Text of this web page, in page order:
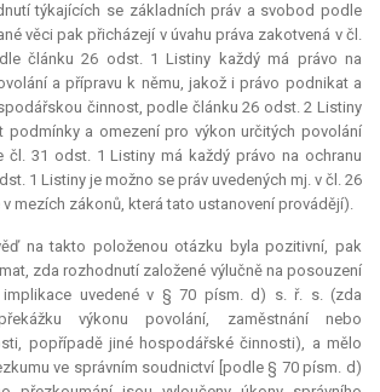
týkajících se základních práv a svobod podle
věci pak přicházejí v úvahu práva zakotvená v čl.
článku 26 odst. 1 Listiny každý má právo na
a přípravu k němu, jakož i právo podnikat a
činnost, podle článku 26 odst. 2 Listiny
podmínky a omezení pro výkon určitých povolání
čl. 31 odst. 1 Listiny má každý právo na ochranu
1 Listiny je možno se práv uvedených mj. v čl. 26
mezích zákonů, která tato ustanovení provádějí).
na takto položenou otázku byla pozitivní, pak
zda rozhodnutí založené výlučně na posouzení
implikace uvedené v § 70 písm. d) s. ř. s. (zda
výkonu povolání, zaměstnání nebo
popřípadě jiné hospodářské činnosti), a mělo
ve správním soudnictví [podle § 70 písm. d)